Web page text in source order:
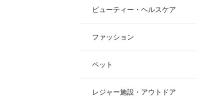
ビューティー・ヘルスケア
ファッション
ペット
レジャー施設・アウトドア